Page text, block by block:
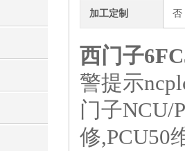
加工定制 否
西门子
警提示
门子NCU/
修,PCU50